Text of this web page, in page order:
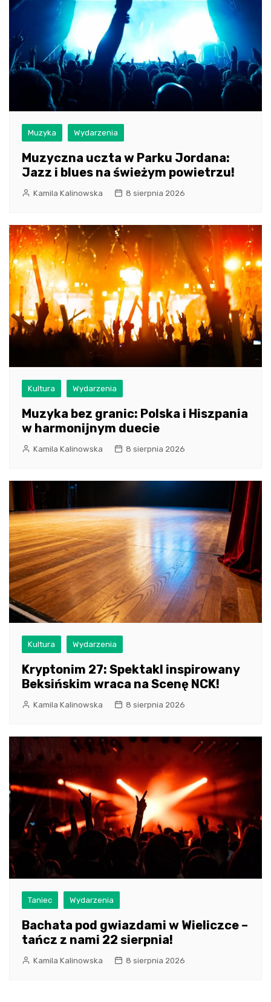
Muzyka Wydarzenia
Muzyczna uczta w Parku Jordana:
Jazz i blues na świeżym powietrzu!
Kamila Kalinowska 8 sierpnia 2026
Kultura Wydarzenia
Muzyka bez granic: Polska i Hiszpania
w harmonijnym duecie
Kamila Kalinowska 8 sierpnia 2026
Kultura Wydarzenia
Kryptonim 27: Spektakl inspirowany
Beksińskim wraca na Scenę NCK!
Kamila Kalinowska 8 sierpnia 2026
Taniec Wydarzenia
Bachata pod gwiazdami w Wieliczce –
tańcz z nami 22 sierpnia!
Kamila Kalinowska 8 sierpnia 2026